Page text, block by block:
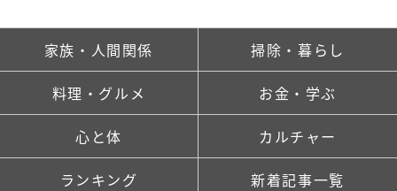
家族・人間関係 掃除・暮らし
料理・グルメ お金・学ぶ
心と体 カルチャー
ランキング 新着記事一覧